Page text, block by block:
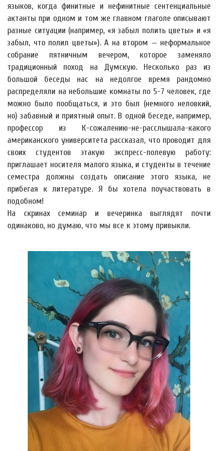
языков, когда финитные и нефинитные сентенциальные
актанты при одном и том же главном глаголе описывают
разные ситуации (например, «я забыл полить цветы» и «я
забыл, что полил цветы»). А на втором — неформальное
собрание пятничным вечером, которое заменяло
традиционный поход на Думскую. Несколько раз из
большой беседы нас на недолгое время рандомно
распределяли на небольшие комнаты по 5-7 человек, где
можно было пообщаться, и это был (немного неловкий,
но) забавный и приятный опыт. В одной беседе, например,
профессор из К-сожалению-не-расслышала-какого
американского университета рассказал, что проводит для
своих студентов этакую экспресс-полевую работу:
приглашает носителя малого языка, и студенты в течение
семестра должны создать описание этого языка, не
прибегая к литературе. Я бы хотела поучаствовать в
подобном!
На скринах семинар и вечеринка выглядят почти
одинаково, но думаю, что мы все к этому привыкли.